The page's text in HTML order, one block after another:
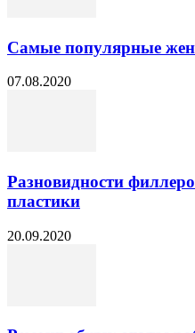
Самые популярные
07.08.2020
Разновидности
пластики
20.09.2020